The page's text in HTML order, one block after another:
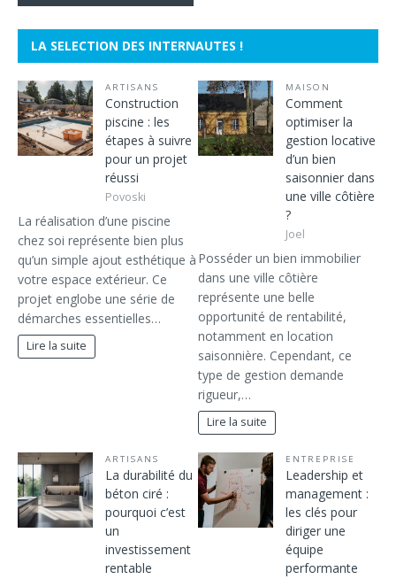
LA SELECTION DES INTERNAUTES !
ARTISANS
Construction
piscine : les
étapes à suivre
pour un projet
réussi
Povoski
La réalisation d’une piscine
chez soi représente bien plus
qu’un simple ajout esthétique à
votre espace extérieur. Ce
projet englobe une série de
démarches essentielles…
Lire la suite
MAISON
Comment
optimiser la
gestion locative
d’un bien
saisonnier dans
une ville côtière
?
Joel
Posséder un bien immobilier
dans une ville côtière
représente une belle
opportunité de rentabilité,
notamment en location
saisonnière. Cependant, ce
type de gestion demande
rigueur,…
Lire la suite
ARTISANS
La durabilité du
béton ciré :
pourquoi c’est
un
investissement
rentable
ENTREPRISE
Leadership et
management :
les clés pour
diriger une
équipe
performante